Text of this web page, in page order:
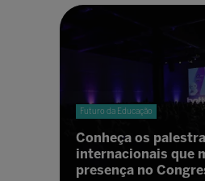
Futuro da Educação
Conheça os
internacionais que
presença no